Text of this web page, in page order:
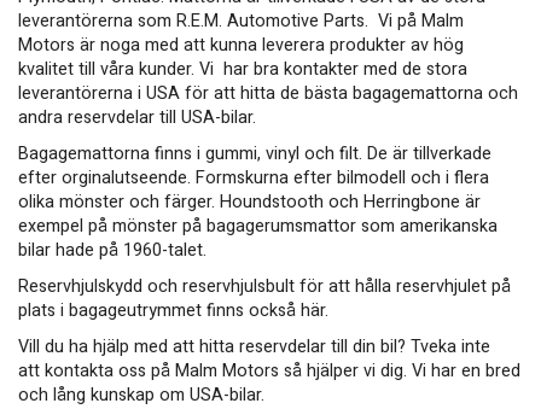
leverantörerna som R.E.M. Automotive Parts. Vi på Malm
Motors är noga med att kunna leverera produkter av hög
kvalitet till våra kunder. Vi har bra kontakter med de stora
leverantörerna i USA för att hitta de bästa bagagemattorna och
andra reservdelar till USA-bilar.
Bagagemattorna finns i gummi, vinyl och filt. De är tillverkade
efter orginalutseende. Formskurna efter bilmodell och i flera
olika mönster och färger. Houndstooth och Herringbone är
exempel på mönster på bagagerumsmattor som amerikanska
bilar hade på 1960-talet.
Reservhjulskydd och reservhjulsbult för att hålla reservhjulet på
plats i bagageutrymmet finns också här.
Vill du ha hjälp med att hitta reservdelar till din bil? Tveka inte
att kontakta oss på Malm Motors så hjälper vi dig. Vi har en bred
och lång kunskap om USA-bilar.